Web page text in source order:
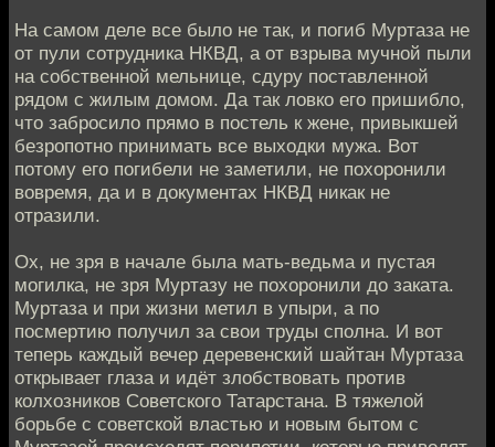
На самом деле все было не так, и погиб Муртаза не
от пули сотрудника НКВД, а от взрыва мучной пыли
на собственной мельнице, сдуру поставленной
рядом с жилым домом. Да так ловко его пришибло,
что забросило прямо в постель к жене, привыкшей
безропотно принимать все выходки мужа. Вот
потому его погибели не заметили, не похоронили
вовремя, да и в документах НКВД никак не
отразили.
Ох, не зря в начале была мать-ведьма и пустая
могилка, не зря Муртазу не похоронили до заката.
Муртаза и при жизни метил в упыри, а по
посмертию получил за свои труды сполна. И вот
теперь каждый вечер деревенский шайтан Муртаза
открывает глаза и идёт злобствовать против
колхозников Советского Татарстана. В тяжелой
борьбе с советской властью и новым бытом с